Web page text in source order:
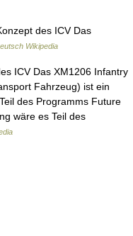
des ICV Das
Wikipedia
ICV Das XM1206 Infantry
Fahrzeug) ist ein
des Programms Future
wäre es Teil des